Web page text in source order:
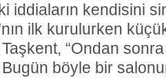
iddiaların kendisini
ilk kurulurken
Taşkent, “Ondan
Bugün böyle bir